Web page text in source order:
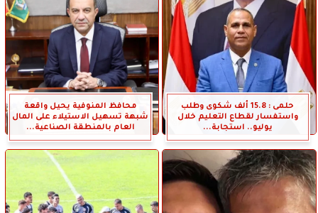
حلمى : 15.8 ألف شكوى وطلب
واستفسار لقطاع التعليم خلال
يوليو.. استجابة...
محافظ المنوفية يحيل واقعة
شبهة تسهيل الاستيلاء على المال
العام بالمنطقة الصناعية...